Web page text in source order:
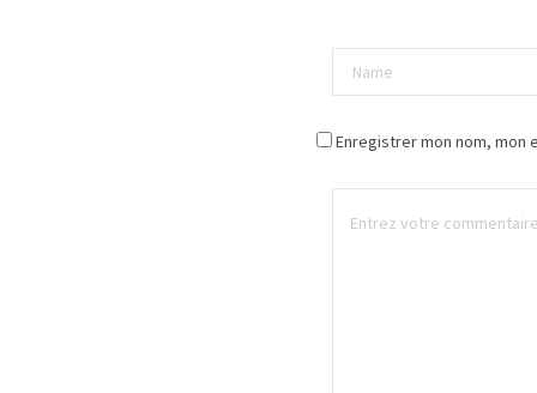
Enregistrer mon nom, mon